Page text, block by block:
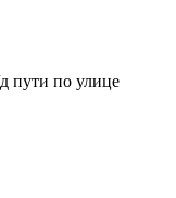
пути по улице